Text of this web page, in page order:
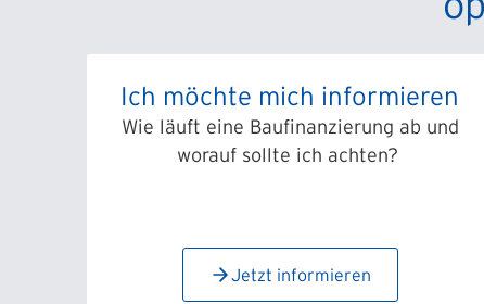
Ich möchte mich informieren
Wie läuft eine Baufinanzierung ab und
worauf sollte ich achten?
Jetzt informieren